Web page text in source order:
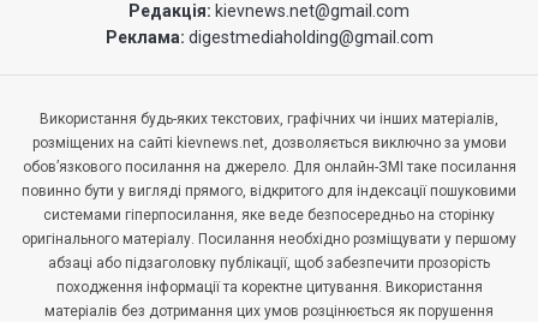
Редакція: kievnews.net@gmail.com
Реклама: digestmediaholding@gmail.com
Використання будь-яких текстових, графічних чи інших матеріалів,
розміщених на сайті kievnews.net, дозволяється виключно за умови
обов’язкового посилання на джерело. Для онлайн-ЗМІ таке посилання
повинно бути у вигляді прямого, відкритого для індексації пошуковими
системами гіперпосилання, яке веде безпосередньо на сторінку
оригінального матеріалу. Посилання необхідно розміщувати у першому
абзаці або підзаголовку публікації, щоб забезпечити прозорість
походження інформації та коректне цитування. Використання
матеріалів без дотримання цих умов розцінюється як порушення